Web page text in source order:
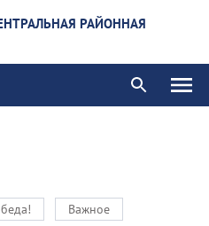
РАЙОННАЯ
Важное